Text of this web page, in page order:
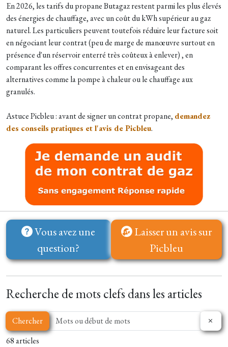
En 2026, les tarifs du propane Butagaz restent parmi les plus élevés
des énergies de chauffage, avec un coût du kWh supérieur au gaz
naturel. Les particuliers peuvent toutefois réduire leur facture soit
en négociant leur contrat (peu de marge de manœuvre surtout en
présence d'un réservoir enterré très coûteux à enlever) , en
comparant les offres concurrentes et en envisageant des
alternatives comme la pompe à chaleur ou le chauffage aux
granulés.
Astuce Picbleu : avant de signer un contrat propane, demandez
des conseils pratiques et l'avis de Picbleu.
Vous avez une
question?
Laisser un avis sur
Picbleu
Recherche de mots clefs dans les articles
Chercher
68 articles